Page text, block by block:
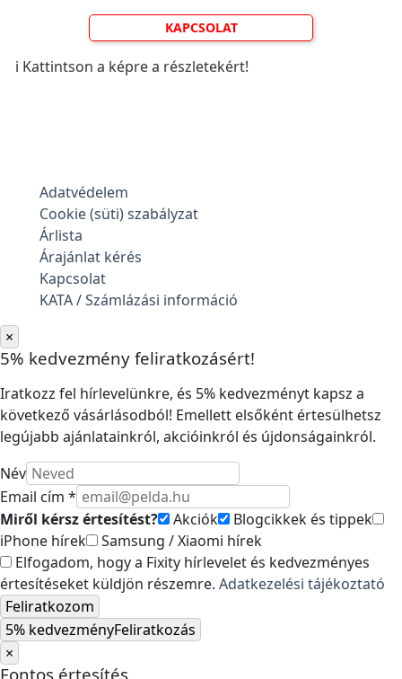
KAPCSOLAT
ℹ️ Kattintson a képre a részletekért!
Adatvédelem
Cookie (süti) szabályzat
Árlista
Árajánlat kérés
Kapcsolat
KATA / Számlázási információ
×
5% kedvezmény feliratkozásért!
Iratkozz fel hírlevelünkre, és 5% kedvezményt kapsz a
következő vásárlásodból! Emellett elsőként értesülhetsz
legújabb ajánlatainkról, akcióinkról és újdonságainkról.
Név
Email cím *
Miről kérsz értesítést?
Akciók
Blogcikkek és tippek
iPhone hírek
Samsung / Xiaomi hírek
Elfogadom, hogy a Fixity hírlevelet és kedvezményes
értesítéseket küldjön részemre. Adatkezelési tájékoztató
Feliratkozom
5% kedvezményFeliratkozás
×
Fontos értesítés